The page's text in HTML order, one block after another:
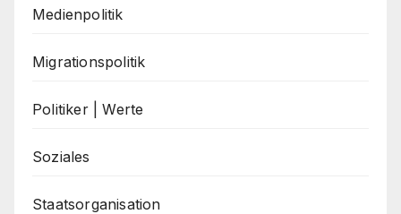
Medienpolitik
Migrationspolitik
Politiker | Werte
Soziales
Staatsorganisation